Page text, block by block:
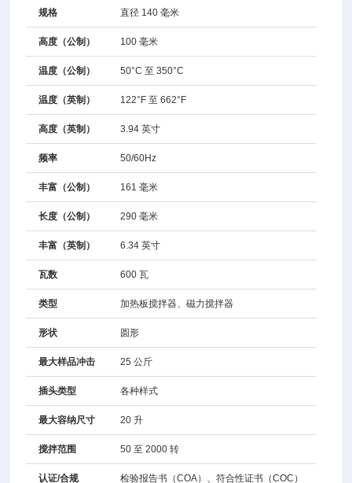
规格 直径 140 毫米
高度（公制） 100 毫米
温度（公制） 50°C 至 350°C
温度（英制） 122°F 至 662°F
高度（英制） 3.94 英寸
频率 50/60Hz
丰富（公制） 161 毫米
长度（公制） 290 毫米
丰富（英制） 6.34 英寸
瓦数 600 瓦
类型 加热板搅拌器、磁力搅拌器
形状 圆形
最大样品冲击 25 公斤
插头类型 各种样式
最大容纳尺寸 20 升
搅拌范围 50 至 2000 转
认证/合规 检验报告书（COA）、符合性证书（COC）